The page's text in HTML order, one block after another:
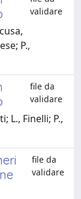
validare
P.,
file da
validare
L., Finelli; P.,
file da
validare